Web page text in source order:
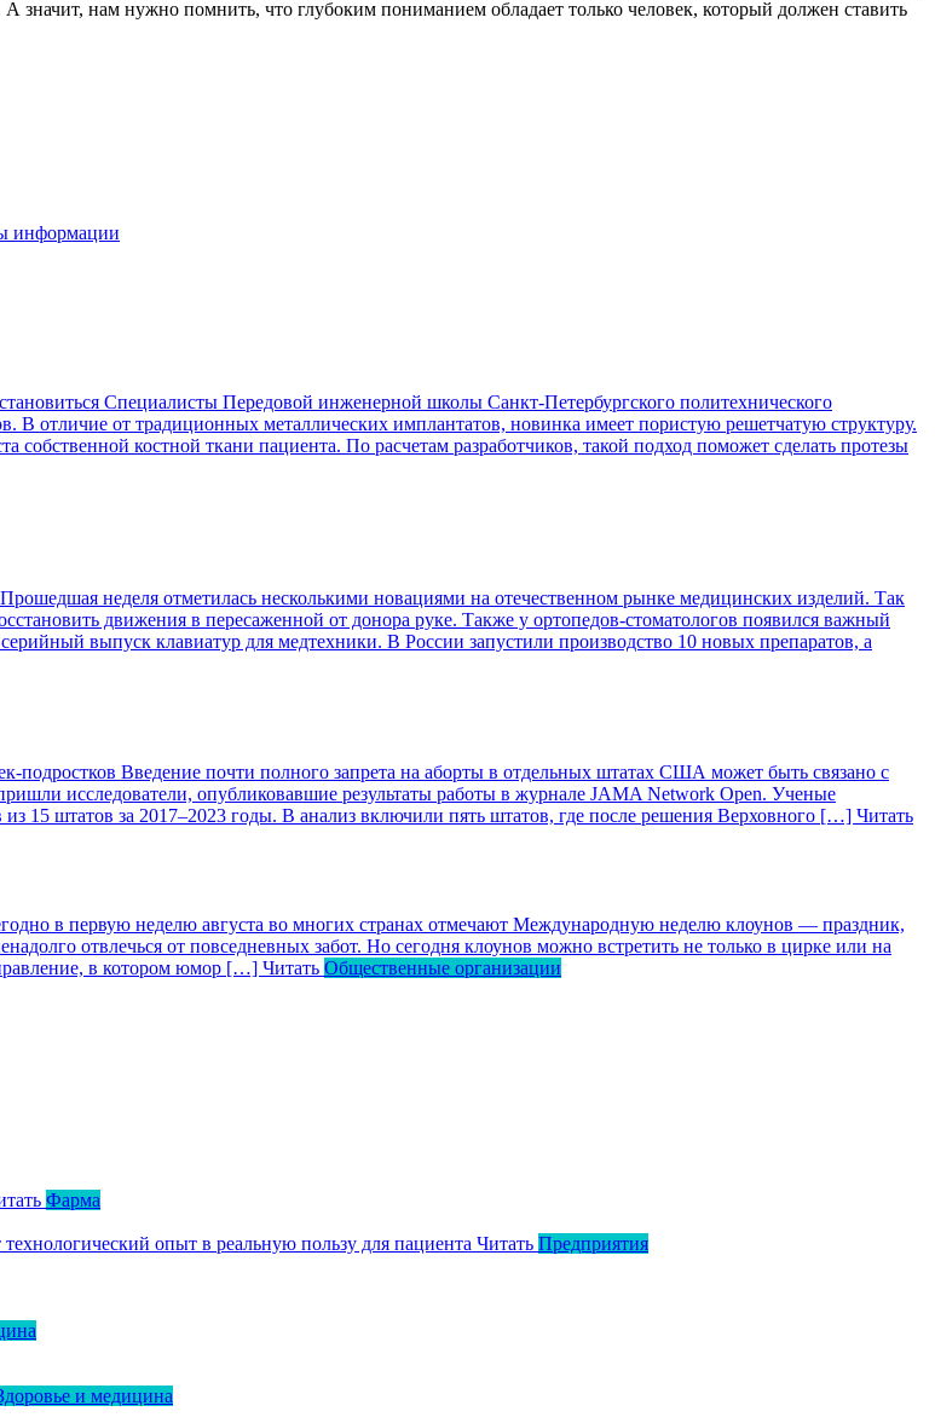
нам нужно помнить, что глубоким пониманием обладает только человек, который должен ставить
информации
Специалисты Передовой инженерной школы Санкт-Петербургского политехнического
В отличие от традиционных металлических имплантатов, новинка имеет пористую решетчатую структуру.
собственной костной ткани пациента. По расчетам разработчиков, такой подход поможет сделать протезы
Прошедшая неделя отметилась несколькими новациями на отечественном рынке медицинских изделий. Так
движения в пересаженной от донора руке. Также у ортопедов-стоматологов появился важный
выпуск клавиатур для медтехники. В России запустили производство 10 новых препаратов, а
подростков Введение почти полного запрета на аборты в отдельных штатах США может быть связано с
исследователи, опубликовавшие результаты работы в журнале JAMA Network Open. Ученые
15 штатов за 2017–2023 годы. В анализ включили пять штатов, где после решения Верховного […] Читать
в первую неделю августа во многих странах отмечают Международную неделю клоунов — праздник,
отвлечься от повседневных забот. Но сегодня клоунов можно встретить не только в цирке или на
в котором юмор […] Читать Общественные организации
Фарма
опыт в реальную пользу для пациента Читать Предприятия
и медицина